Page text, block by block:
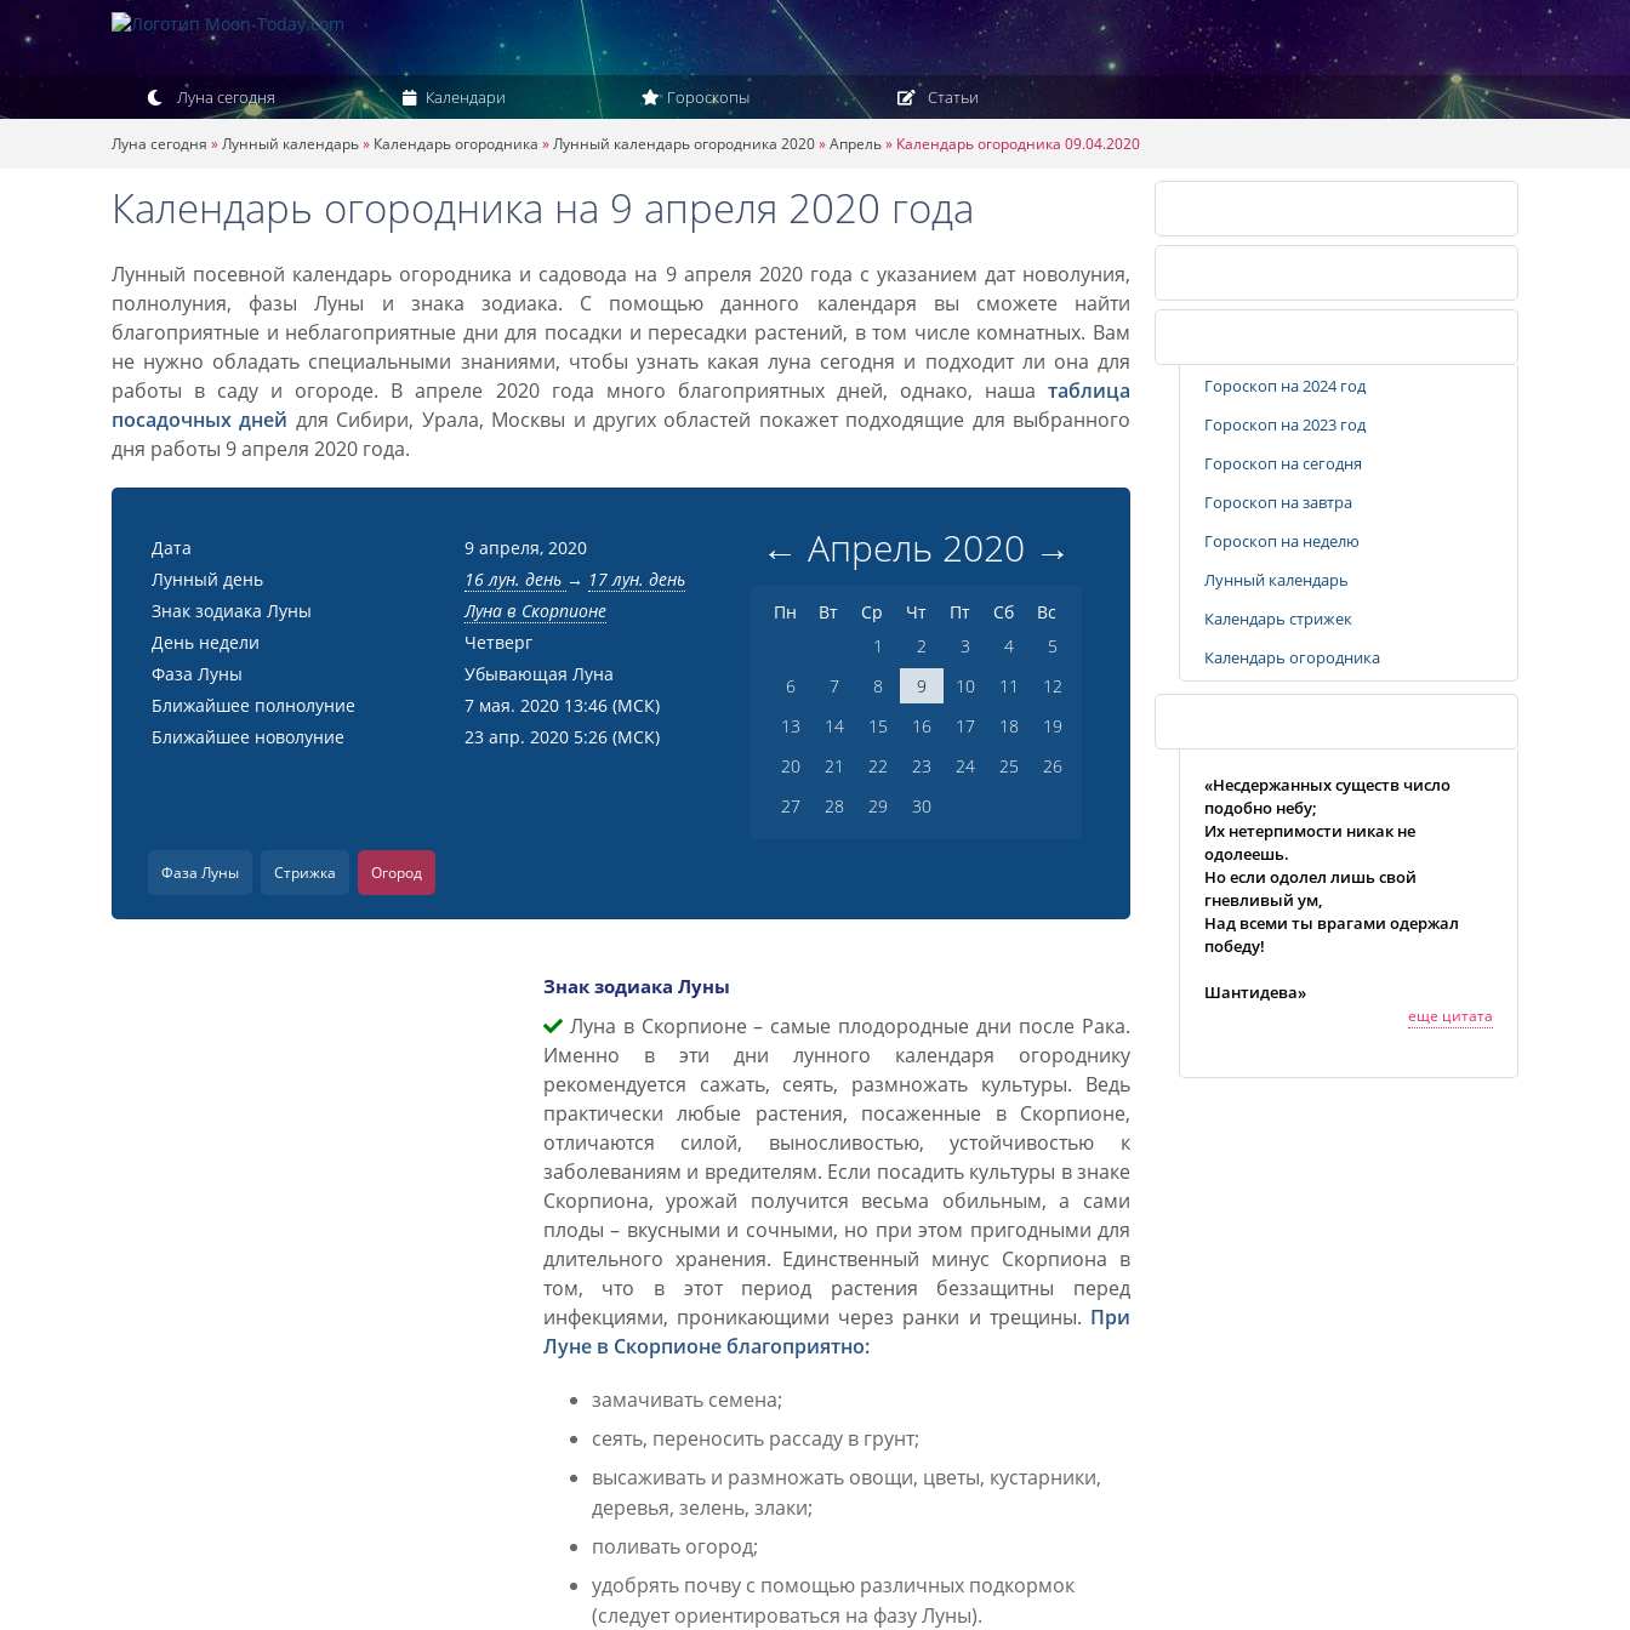
Луна сегодня Календари Гороскопы Статьи
Луна сегодня »Лунный календарь» Календарь огородника »Лунный календарь огородника 2020»Апрель» Календарь огородника 09.04.2020
Календарь огородника на 9 апреля 2020 года
Лунный посевной календарь огородника и садовода на 9 апреля 2020 года с указанием дат новолуния,
полнолуния, фазы Луны и знака зодиака. С помощью данного календаря вы сможете найти
благоприятные и неблагоприятные дни для посадки и пересадки растений, в том числе комнатных. Вам
не нужно обладать специальными знаниями, чтобы узнать какая луна сегодня и подходит ли она для
работы в саду и огороде. В апреле 2020 года много благоприятных дней, однако, наша таблица
посадочных дней для Сибири, Урала, Москвы и других областей покажет подходящие для выбранного
дня работы 9 апреля 2020 года.
Дата
9 апреля, 2020
Лунный день
16 лун. день → 17 лун. день
Знак зодиака Луны
Луна в Скорпионе
День недели
Четверг
Фаза Луны
Убывающая Луна
Ближайшее полнолуние
7 мая. 2020 13:46 (МСК)
Ближайшее новолуние
23 апр. 2020 5:26 (МСК)
← Апрель 2020 →
Пн Вт Ср Чт Пт Сб
Вс
1
2 3 4
5
6
7 8 9 10 11
12
13
14 15 16 17 18
19
20
21 22 23 24 25
26
27
28 29 30
Фаза Луны Стрижка Огород
Знак зодиака Луны
Луна в Скорпионе – самые плодородные дни после Рака.
Именно в эти дни лунного календаря огороднику
рекомендуется сажать, сеять, размножать культуры. Ведь
практически любые растения, посаженные в Скорпионе,
отличаются силой, выносливостью, устойчивостью к
заболеваниям и вредителям. Если посадить культуры в знаке
Скорпиона, урожай получится весьма обильным, а сами
плоды – вкусными и сочными, но при этом пригодными для
длительного хранения. Единственный минус Скорпиона в
том, что в этот период растения беззащитны перед
инфекциями, проникающими через ранки и трещины. При
Луне в Скорпионе благоприятно:
замачивать семена;
сеять, переносить рассаду в грунт;
высаживать и размножать овощи, цветы, кустарники,
деревья, зелень, злаки;
поливать огород;
удобрять почву с помощью различных подкормок
(следует ориентироваться на фазу Луны).
Гороскоп на 2024 год
Гороскоп на 2023 год
Гороскоп на сегодня
Гороскоп на завтра
Гороскоп на неделю
Лунный календарь
Календарь стрижек
Календарь огородника
«Несдержанных существ число
подобно небу;
Их нетерпимости никак не
одолеешь.
Но если одолел лишь свой
гневливый ум,
Над всеми ты врагами одержал
победу!
Шантидева»
еще цитата